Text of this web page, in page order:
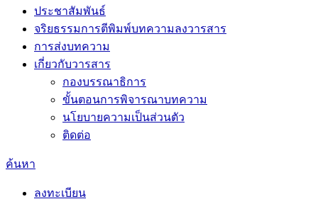
ประชาสัมพันธ์
จริยธรรมการตีพิมพ์บทความลงวารสาร
การส่งบทความ
เกี่ยวกับวารสาร
กองบรรณาธิการ
ขั้นตอนการพิจารณาบทความ
นโยบายความเป็นส่วนตัว
ติดต่อ
ค้นหา
ลงทะเบียน